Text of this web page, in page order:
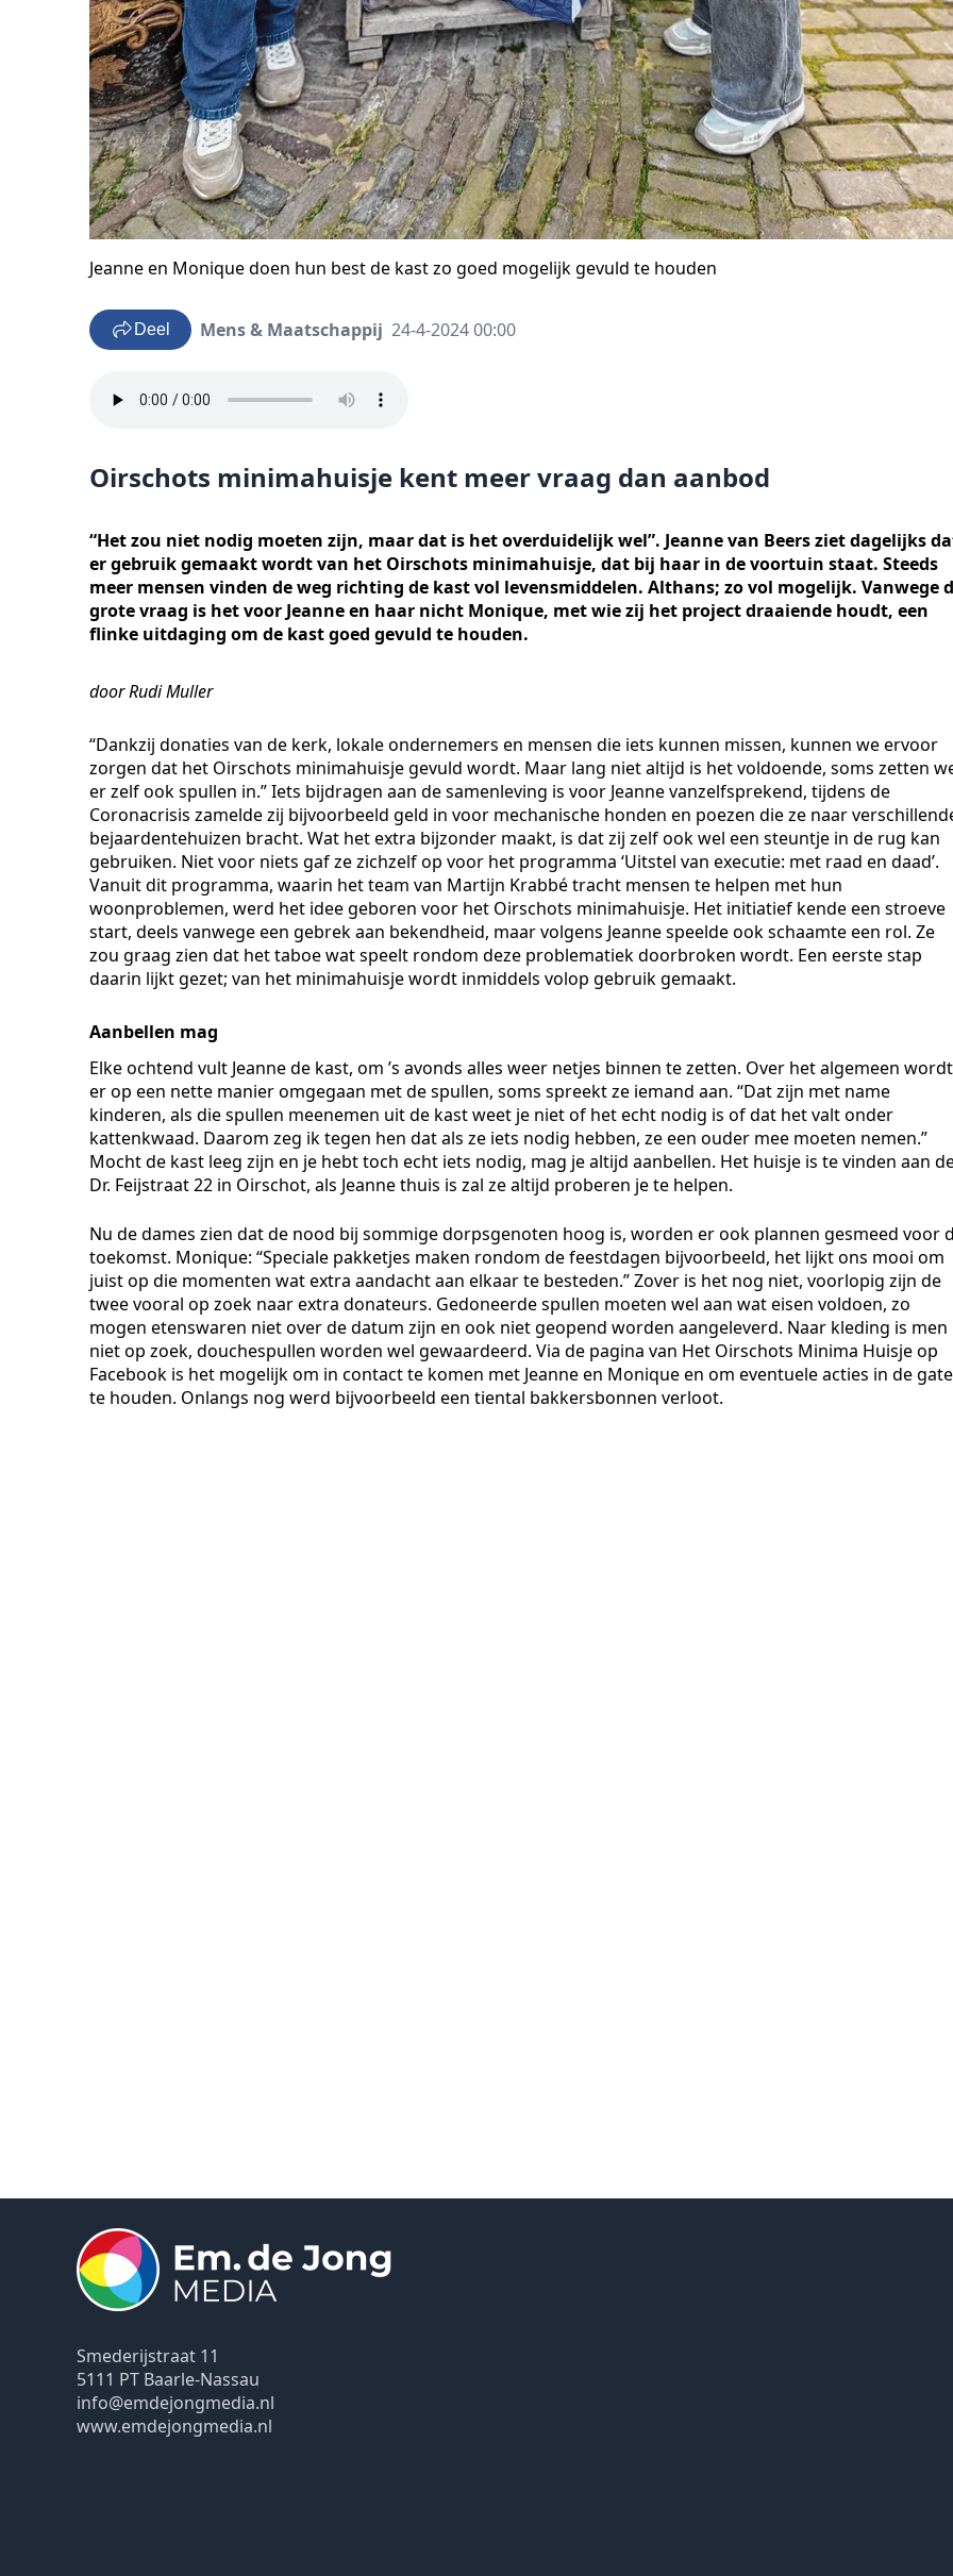
Jeanne en Monique doen hun best de kast zo goed mogelijk gevuld te houden
Deel Mens & Maatschappij 24-4-2024 00:00
Oirschots minimahuisje kent meer vraag dan aanbod
“Het zou niet nodig moeten zijn, maar dat is het overduidelijk wel”. Jeanne van Beers ziet dagelijks
er gebruik gemaakt wordt van het Oirschots minimahuisje, dat bij haar in de voortuin staat. Steeds
meer mensen vinden de weg richting de kast vol levensmiddelen. Althans; zo vol mogelijk. Vanwege
grote vraag is het voor Jeanne en haar nicht Monique, met wie zij het project draaiende houdt, een
flinke uitdaging om de kast goed gevuld te houden.
door Rudi Muller
“Dankzij donaties van de kerk, lokale ondernemers en mensen die iets kunnen missen, kunnen we ervoor
zorgen dat het Oirschots minimahuisje gevuld wordt. Maar lang niet altijd is het voldoende, soms zetten
er zelf ook spullen in.” Iets bijdragen aan de samenleving is voor Jeanne vanzelfsprekend, tijdens de
Coronacrisis zamelde zij bijvoorbeeld geld in voor mechanische honden en poezen die ze naar
bejaardentehuizen bracht. Wat het extra bijzonder maakt, is dat zij zelf ook wel een steuntje in de rug kan
gebruiken. Niet voor niets gaf ze zichzelf op voor het programma ‘Uitstel van executie: met raad en daad’.
Vanuit dit programma, waarin het team van Martijn Krabbé tracht mensen te helpen met hun
woonproblemen, werd het idee geboren voor het Oirschots minimahuisje. Het initiatief kende een stroeve
start, deels vanwege een gebrek aan bekendheid, maar volgens Jeanne speelde ook schaamte een rol. Ze
zou graag zien dat het taboe wat speelt rondom deze problematiek doorbroken wordt. Een eerste stap
daarin lijkt gezet; van het minimahuisje wordt inmiddels volop gebruik gemaakt.
Aanbellen mag
Elke ochtend vult Jeanne de kast, om ’s avonds alles weer netjes binnen te zetten. Over het algemeen wordt
er op een nette manier omgegaan met de spullen, soms spreekt ze iemand aan. “Dat zijn met name
kinderen, als die spullen meenemen uit de kast weet je niet of het echt nodig is of dat het valt onder
kattenkwaad. Daarom zeg ik tegen hen dat als ze iets nodig hebben, ze een ouder mee moeten nemen.”
Mocht de kast leeg zijn en je hebt toch echt iets nodig, mag je altijd aanbellen. Het huisje is te vinden aan
Dr. Feijstraat 22 in Oirschot, als Jeanne thuis is zal ze altijd proberen je te helpen.
Nu de dames zien dat de nood bij sommige dorpsgenoten hoog is, worden er ook plannen gesmeed voor
toekomst. Monique: “Speciale pakketjes maken rondom de feestdagen bijvoorbeeld, het lijkt ons mooi om
juist op die momenten wat extra aandacht aan elkaar te besteden.” Zover is het nog niet, voorlopig zijn de
twee vooral op zoek naar extra donateurs. Gedoneerde spullen moeten wel aan wat eisen voldoen, zo
mogen etenswaren niet over de datum zijn en ook niet geopend worden aangeleverd. Naar kleding is men
niet op zoek, douchespullen worden wel gewaardeerd. Via de pagina van Het Oirschots Minima Huisje op
Facebook is het mogelijk om in contact te komen met Jeanne en Monique en om eventuele acties in de
te houden. Onlangs nog werd bijvoorbeeld een tiental bakkersbonnen verloot.
Smederijstraat 11
5111 PT Baarle-Nassau
info@emdejongmedia.nl
www.emdejongmedia.nl